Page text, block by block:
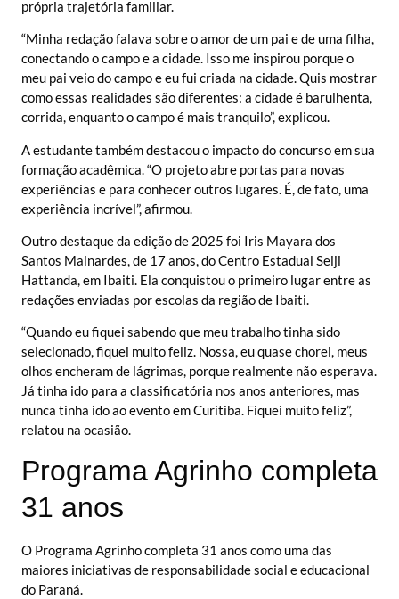
própria trajetória familiar.
“Minha redação falava sobre o amor de um pai e de uma filha,
conectando o campo e a cidade. Isso me inspirou porque o
meu pai veio do campo e eu fui criada na cidade. Quis mostrar
como essas realidades são diferentes: a cidade é barulhenta,
corrida, enquanto o campo é mais tranquilo”, explicou.
A estudante também destacou o impacto do concurso em sua
formação acadêmica. “O projeto abre portas para novas
experiências e para conhecer outros lugares. É, de fato, uma
experiência incrível”, afirmou.
Outro destaque da edição de 2025 foi Iris Mayara dos
Santos Mainardes, de 17 anos, do Centro Estadual Seiji
Hattanda, em Ibaiti. Ela conquistou o primeiro lugar entre as
redações enviadas por escolas da região de Ibaiti.
“Quando eu fiquei sabendo que meu trabalho tinha sido
selecionado, fiquei muito feliz. Nossa, eu quase chorei, meus
olhos encheram de lágrimas, porque realmente não esperava.
Já tinha ido para a classificatória nos anos anteriores, mas
nunca tinha ido ao evento em Curitiba. Fiquei muito feliz”,
relatou na ocasião.
Programa Agrinho completa
31 anos
O Programa Agrinho completa 31 anos como uma das
maiores iniciativas de responsabilidade social e educacional
do Paraná.